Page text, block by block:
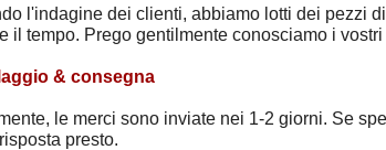
l'indagine dei clienti, abbiamo lotti dei pezzi
il tempo. Prego gentilmente conosciamo i
& consegna
le merci sono inviate nei 1-2 giorni. Se
presto.